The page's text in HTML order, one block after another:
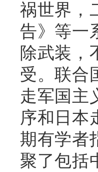
祸世界，
告》等一
除武装，
受。联合
走军国主
序和日本
期有学者
聚了包括